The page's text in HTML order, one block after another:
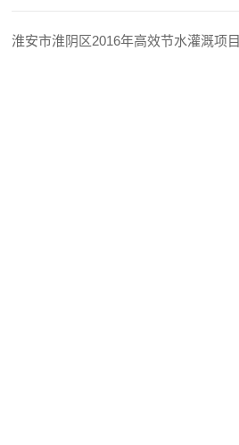
淮安市淮阴区2016年高效节水灌溉项目